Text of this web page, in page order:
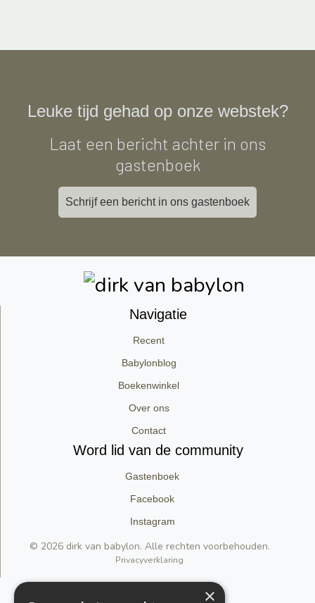
Leuke tijd gehad op onze webstek?
Laat een bericht achter in ons
gastenboek
Schrijf een bericht in ons gastenboek
Navigatie
Recent
Babylonblog
Boekenwinkel
Over ons
Contact
Word lid van de community
Gastenboek
Facebook
Instagram
© 2026 dirk van babylon. Alle rechten voorbehouden.
Privacyverklaring
Support by Conversal
×